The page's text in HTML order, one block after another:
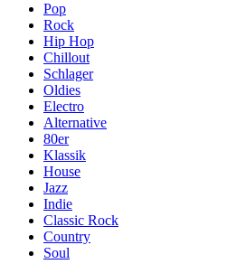
Pop
Rock
Hip Hop
Chillout
Schlager
Oldies
Electro
Alternative
80er
Klassik
House
Jazz
Indie
Classic Rock
Country
Soul